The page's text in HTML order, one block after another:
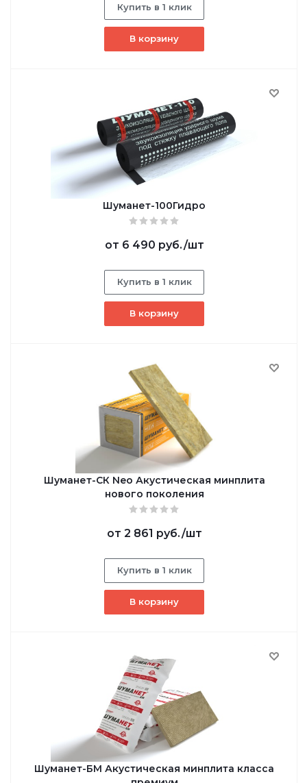
Купить в 1 клик
В корзину
Шуманет-100Гидро
от 6 490 руб./шт
Купить в 1 клик
В корзину
Шуманет-СК Neo Акустическая минплита
нового поколения
от 2 861 руб./шт
Купить в 1 клик
В корзину
Шуманет-БМ Акустическая минплита класса